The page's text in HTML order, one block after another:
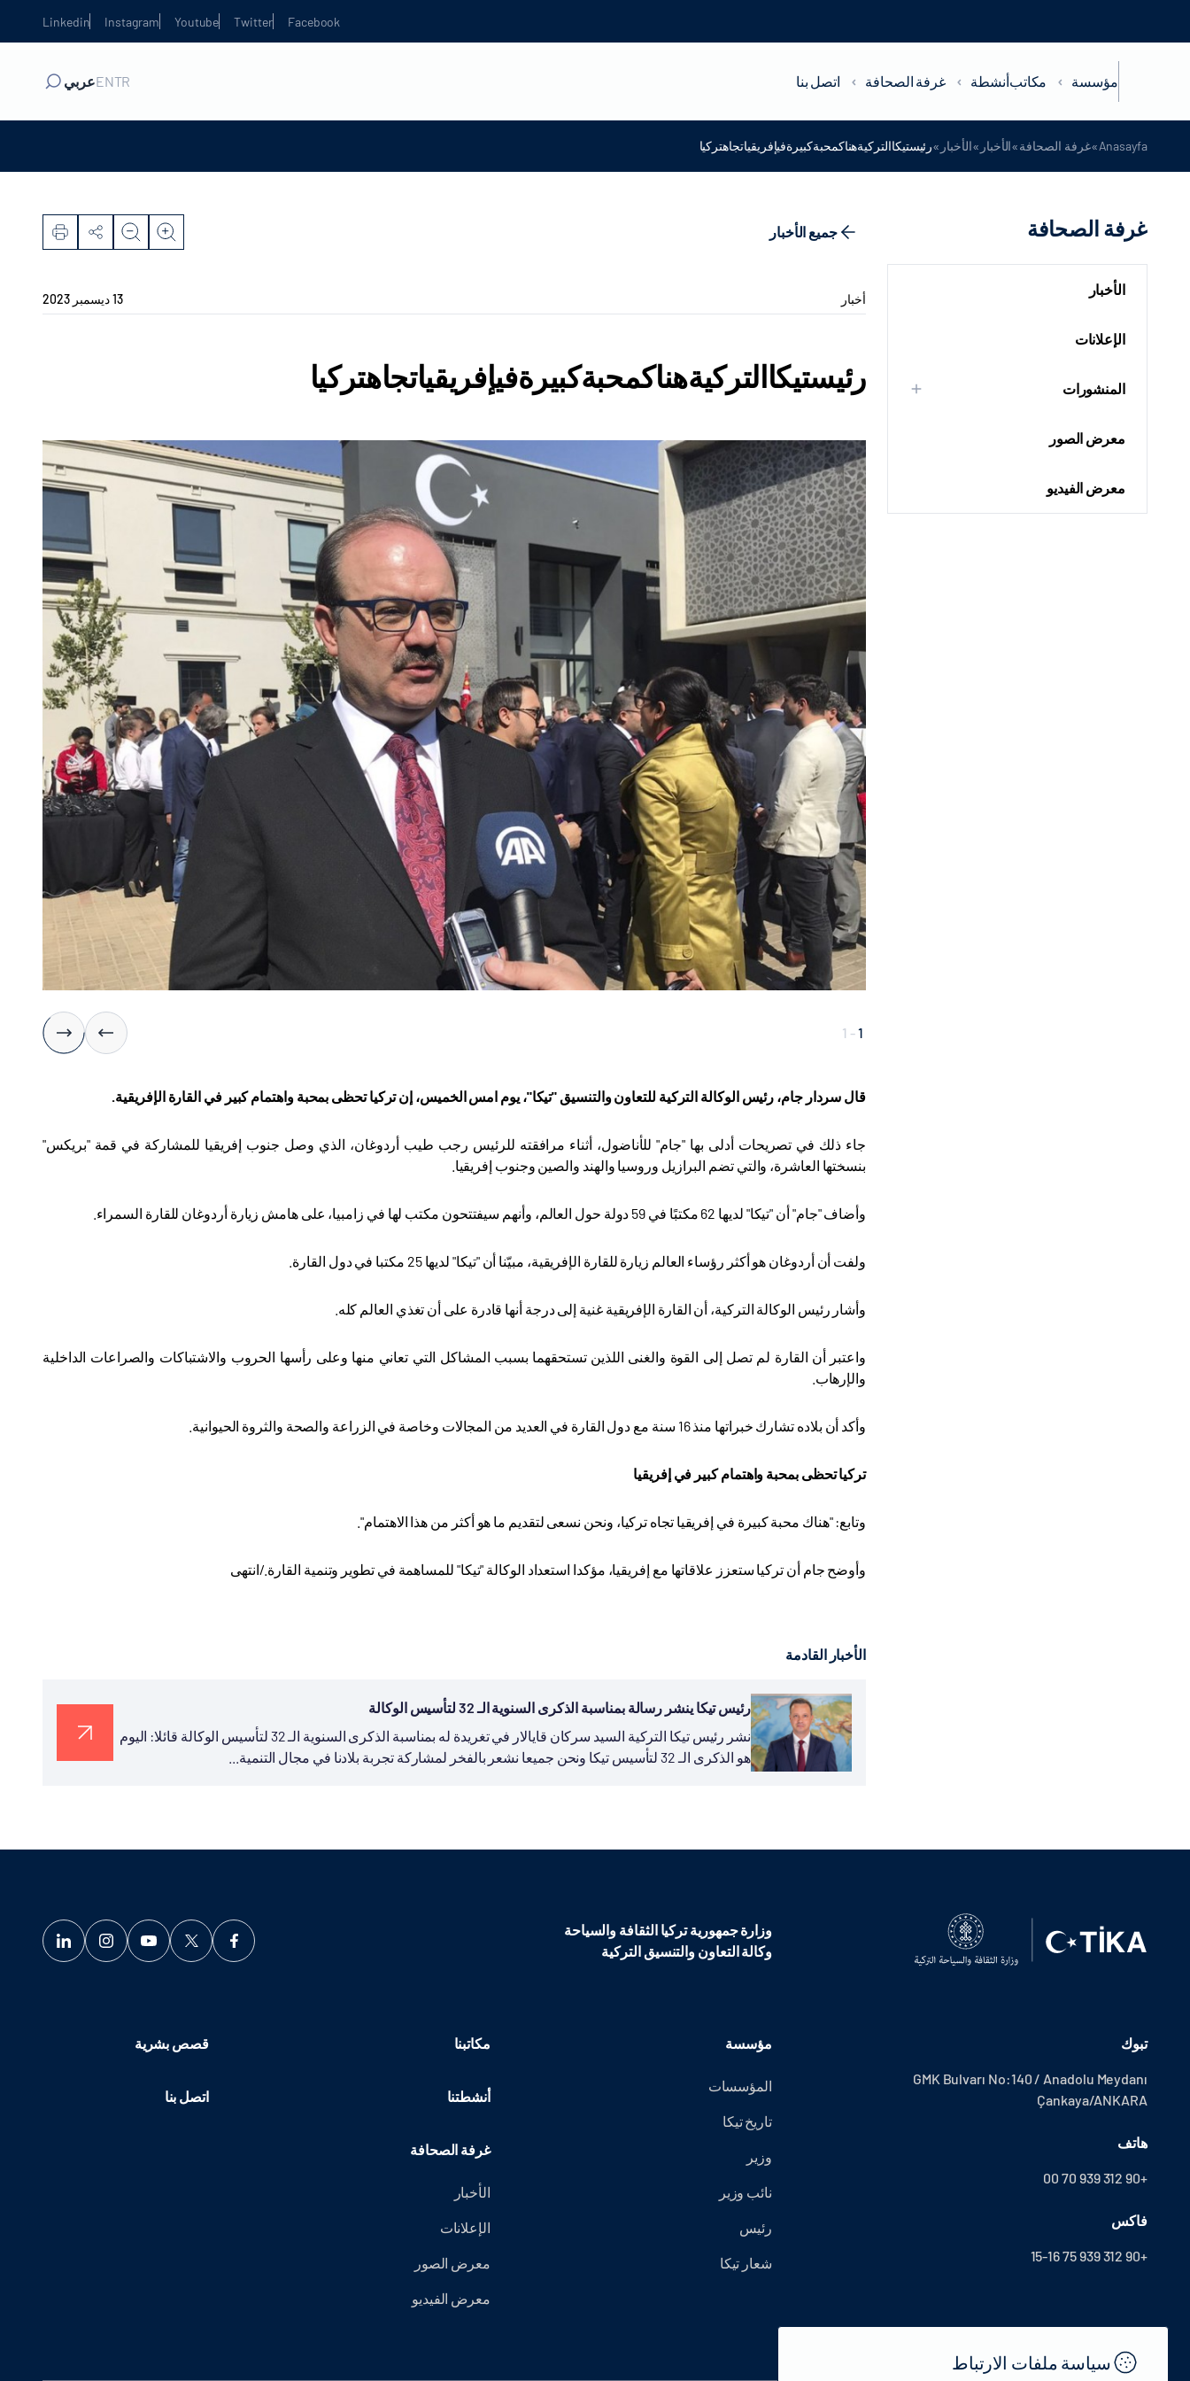
Facebook
Twitter
Youtube
Instagram
Linkedin
مؤسسة مكاتبأنشطة غرفة الصحافة اتصل بنا TR
ENعربي
Anasayfa
»غرفة الصحافة»الأخبار »الأخبار »رئيستيكاالتركيةهناكمحبةكبيرةفيإفريقياتجاهتركيا
غرفة الصحافة
الأخبار
الإعلانات
المنشورات
معرض الصور
معرض الفيديو
جميع الأخبار
أخبار 13 ديسمبر 2023
رئيستيكاالتركيةهناكمحبةكبيرةفيإفريقياتجاهتركيا
1
-
1
قال سردار جام، رئيس الوكالة التركية للتعاون والتنسيق "تيكا"، يوم امس الخميس، إن تركيا تحظى بمحبة واهتمام كبير في القارة الإفريقية.
جاء ذلك في تصريحات أدلى بها "جام" للأناضول، أثناء مرافقته للرئيس رجب طيب أردوغان، الذي وصل جنوب إفريقيا للمشاركة في قمة "بريكس"
بنسختها العاشرة، والتي تضم البرازيل وروسيا والهند والصين وجنوب إفريقيا
وأضاف "جام" أن "تيكا" لديها 62 مكتبًا في 59 دولة حول العالم، وأنهم سيفتتحون مكتب لها في زامبيا، على هامش زيارة أردوغان للقارة السمراء
ولفت أن أردوغان هو أكثر رؤساء العالم زيارة للقارة الإفريقية، مبيّنا أن "تيكا" لديها 25 مكتبا في دول القارة
وأشار رئيس الوكالة التركية، أن القارة الإفريقية غنية إلى درجة أنها قادرة على أن تغذي العالم كله
واعتبر أن القارة لم تصل إلى القوة والغنى اللذين تستحقهما بسبب المشاكل التي تعاني منها وعلى رأسها الحروب والاشتباكات والصراعات الداخلية
والإرهاب
وأكد أن بلاده تشارك خبراتها منذ 16 سنة مع دول القارة في العديد من المجالات وخاصة في الزراعة والصحة والثروة الحيوانية
تركيا تحظى بمحبة واهتمام كبير في إفريقيا
وتابع: "هناك محبة كبيرة في إفريقيا تجاه تركيا، ونحن نسعى لتقديم ما هو أكثر من هذا الاهتمام"
.
وأوضح جام أن تركيا ستعزز علاقاتها مع إفريقيا، مؤكدا استعداد الوكالة "تيكا" للمساهمة في تطوير وتنمية القارة./انتهى
الأخبار القادمة
رئيس تيكا ينشر رسالة بمناسبة الذكرى السنوية الـ 32 لتأسيس الوكالة
نشر رئيس تيكا التركية السيد سركان قايالار في تغريدة له بمناسبة الذكرى السنوية الـ 32 لتأسيس الوكالة قائلا: اليوم
هو الذكرى الـ 32 لتأسيس تيكا ونحن جميعا نشعر بالفخر لمشاركة تجربة بلادنا في مجال التنمية...
وزارة جمهورية تركيا الثقافة والسياحة
وكالة التعاون والتنسيق التركية
تبوك
GMK Bulvarı No:140 / Anadolu Meydanı
Çankaya/ANKARA
هاتف
+90 312 939 70 00
فاكس
+90 312 939 75 15-16
مؤسسة
المؤسسات
تاريخ تيكا
وزير
نائب وزير
رئيس
شعار تيكا
مكاتبنا
أنشطتنا
غرفة الصحافة
الأخبار
الإعلانات
معرض الصور
معرض الفيديو
قصص بشرية
اتصل بنا
سياسة ملفات الارتباط